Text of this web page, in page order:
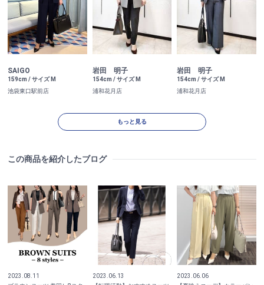
SAIGO
159cm / サイズ M
池袋東口駅前店
岩田 明子
154cm / サイズ M
浦和花月店
岩田 明子
154cm / サイズ M
浦和花月店
もっと見る
この商品を紹介したブログ
2023.08.11
2023.06.13
2023.06.06